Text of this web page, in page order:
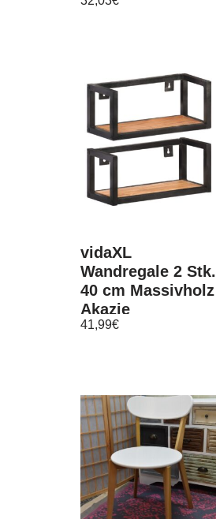
Schwarz Größe
vidaXL
Wandregale 2 Stk.
40 cm Massivholz
Akazie
41,99€